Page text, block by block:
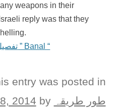
weapons in their
reply was that they
تفصیل یہاں کلک کر کے پڑھیئے ” Banal “
entry was posted in
طور طريقہ
on
2014 by